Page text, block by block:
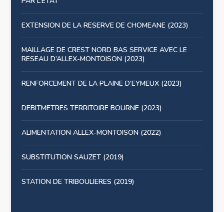
EXTENSION DE LA RESERVE DE CHOMEANE (2023)
MAILLAGE DE CREST NORD BAS SERVICE AVEC LE
RESEAU D’ALLEX-MONTOISON (2023)
RENFORCEMENT DE LA PLAINE D’EYMEUX (2023)
DEBITMETRES TERRITOIRE BOURNE (2023)
ALIMENTATION ALLEX-MONTOISON (2022)
SUBSTITUTION SAUZET (2019)
STATION DE TRIBOULIERES (2019)